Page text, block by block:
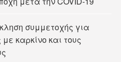
συμμετοχής για
καρκίνο και τους